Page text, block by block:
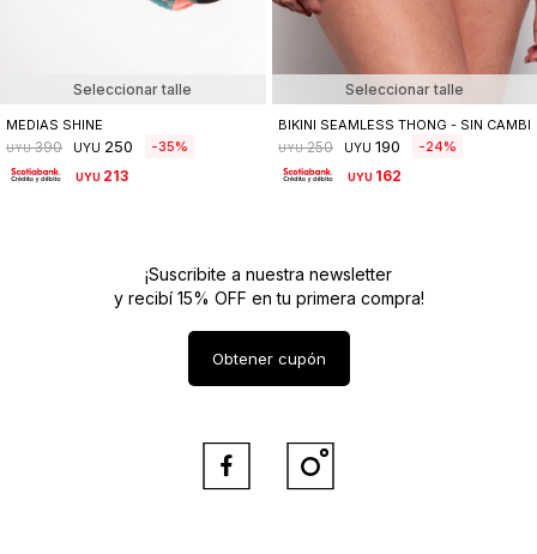
Seleccionar talle
MEDIAS SHINE
UYU 390 UYU 250 35
UYU 213
Seleccionar talle
BIKINI SEAMLESS THONG - SIN
UYU 250 UYU 190 24
UYU 162
¡Suscribite a nuestra newsletter
y recibí 15% OFF en tu primera compra!
Obtener cupón
 